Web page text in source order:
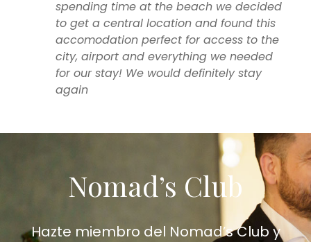
spending time at the beach we decided
to get a central location and found this
accomodation perfect for access to the
city, airport and everything we needed
for our stay! We would definitely stay
again
Nomad’s Club
Hazte miembro del Nomad’s Club y